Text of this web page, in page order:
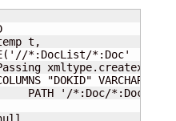
t,
*:DocList/*:Doc'
xmltype.createxml(
"DOKID"
PATH '/*:Doc/*:DocId')